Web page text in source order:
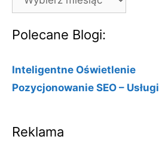
Polecane Blogi:
Inteligentne Oświetlenie
Pozycjonowanie SEO – Usługi
Reklama